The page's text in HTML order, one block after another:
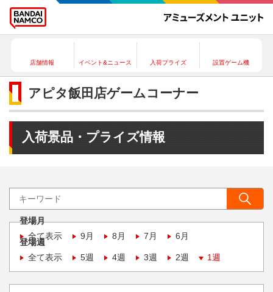
店舗情報 イベント&ニュース 入荷プライズ 設置ゲーム機
アピタ飯田店ゲームコーナー
入荷景品・プライズ情報
登場月
全て表示
9月 8月 7月 6月
登場週
全て表示
5週 4週 3週 2週 1週